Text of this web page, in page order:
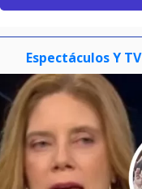
Espectáculos Y TV